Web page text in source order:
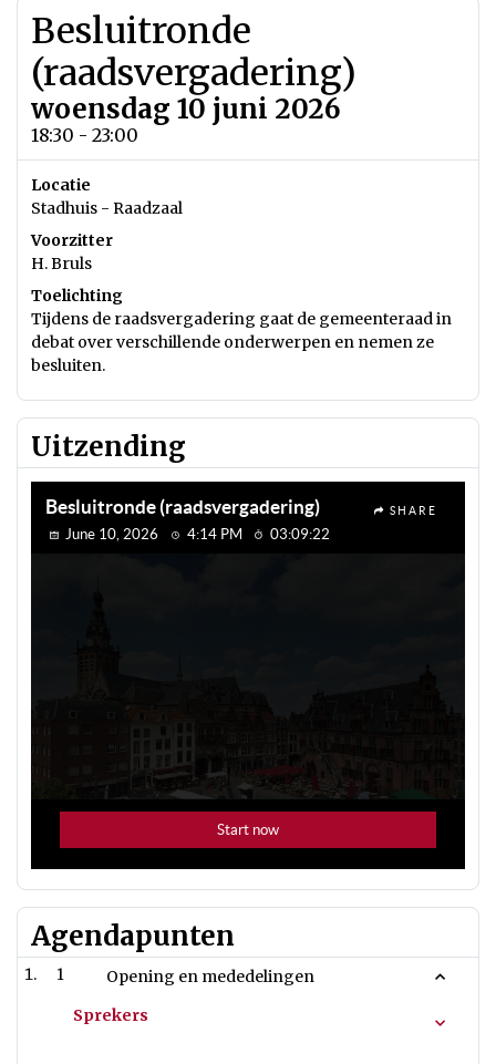
Besluitronde
(raadsvergadering)
woensdag 10 juni 2026
18:30 - 23:00
Locatie
Stadhuis - Raadzaal
Voorzitter
H. Bruls
Toelichting
Tijdens de raadsvergadering gaat de gemeenteraad in
debat over verschillende onderwerpen en nemen ze
besluiten.
Uitzending
Agendapunten
1
Opening en mededelingen
Sprekers